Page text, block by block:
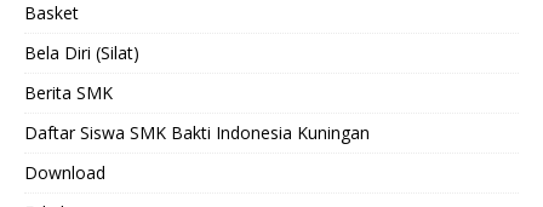
Basket
Bela Diri (Silat)
Berita SMK
Daftar Siswa SMK Bakti Indonesia Kuningan
Download